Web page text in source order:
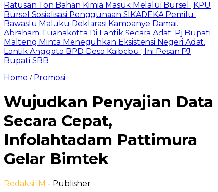
Ratusan Ton Bahan Kimia Masuk Melalui Bursel
KPU
Bursel Sosialisasi Penggunaan SIKADEKA Pemilu
Bawaslu Maluku Deklarasi Kampanye Damai.
Abraham Tuanakotta Di Lantik Secara Adat; Pj Bupati
Malteng Minta Meneguhkan Eksistensi Negeri Adat.
Lantik Anggota BPD Desa Kaibobu ; Ini Pesan PJ
Bupati SBB
Home / Promosi
Wujudkan Penyajian Data
Secara Cepat,
Infolahtadam Pattimura
Gelar Bimtek
Redaksi IM - Publisher